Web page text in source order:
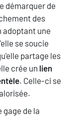
démarquer de
des
adoptant une
se soucie
partage les
crée un lien
. Celle-ci se
gage de la